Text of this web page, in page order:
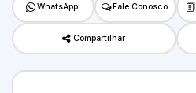
WhatsApp Fale Conosco
Compartilhar